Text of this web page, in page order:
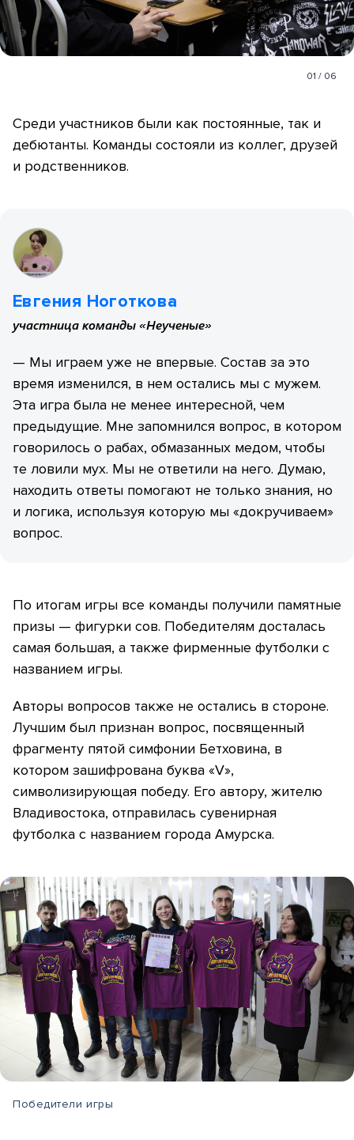
01 / 06
Среди участников были как постоянные, так и
дебютанты. Команды состояли из коллег, друзей
и родственников.
Евгения Ноготкова
участница команды «Неученые»
— Мы играем уже не впервые. Состав за это
время изменился, в нем остались мы с мужем.
Эта игра была не менее интересной, чем
предыдущие. Мне запомнился вопрос, в котором
говорилось о рабах, обмазанных медом, чтобы
те ловили мух. Мы не ответили на него. Думаю,
находить ответы помогают не только знания, но
и логика, используя которую мы «докручиваем»
вопрос.
По итогам игры все команды получили памятные
призы — фигурки сов. Победителям досталась
самая большая, а также фирменные футболки с
названием игры.
Авторы вопросов также не остались в стороне.
Лучшим был признан вопрос, посвященный
фрагменту пятой симфонии Бетховина, в
котором зашифрована буква «V»,
символизирующая победу. Его автору, жителю
Владивостока, отправилась сувенирная
футболка с названием города Амурска.
Победители игры